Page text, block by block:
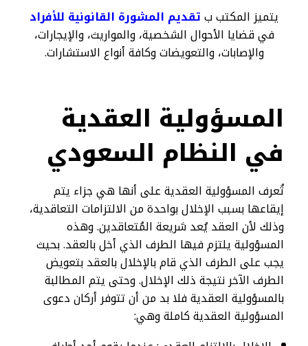
يتميز المكتب بتقديم المشورة القانونية للأفراد
في قضايا الأحوال الشخصية، والمواريث، والإيجارات،
والإصابات، والتعويضات وكافة أنواع الاستشارات.
المسؤولية العقدية
في النظام السعودي
تُعرف المسؤولية العقدية على أنها هي جزاء يتم
إيقاعها بسبب الإخلال بواحدة من الالتزامات التعاقدية،
وذلك لأن العقد يُعد شريعة المُتعاقدين. وهذه
المسؤولية يلتزم فيها الطرف الذي أخل بالعقد. بحيث
يجب على الطرف الذي قام بالإخلال بالعقد بتعويض
الطرف الآخر نتيجة ذلك الإخلال. وحتى يتم المطالبة
بالمسؤولية العقدية فلا بد من أن تتوفر أركان دعوى
المسؤولية العقدية كاملة وهي: